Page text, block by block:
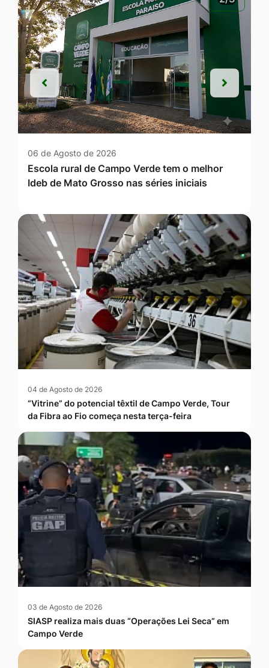
06 de Agosto de 2026
Escola rural de Campo Verde tem o melhor
Ideb de Mato Grosso nas séries iniciais
Anterior
Anterior Próxima
04 de Agosto de 2026
“Vitrine” do potencial têxtil de Campo Verde, Tour
da Fibra ao Fio começa nesta terça-feira
03 de Agosto de 2026
SIASP realiza mais duas “Operações Lei Seca” em
Campo Verde